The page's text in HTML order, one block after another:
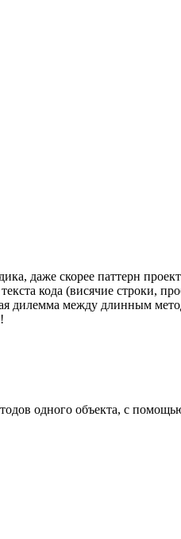
даже скорее паттерн
кода (висячие строки,
дилемма между длинным
одного объекта, с